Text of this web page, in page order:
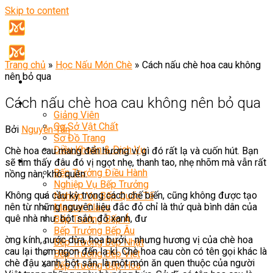
Skip to content
Giới Thiệu
Giảng Viên
Cơ Sở Vật Chất
Sơ Đồ Trang
Điều Khoản & Dịch Vụ
Khóa Học
Bếp Trưởng Điều Hành
Nghiệp Vụ Bếp Trưởng
Nghiệp Vụ Bếp Quốc Tế
Master Class
Bếp Trưởng Bếp Á
Bếp Trưởng Bếp Âu
Bếp Trưởng Bếp Nhật
Bếp Trưởng Bếp Việt
Bếp Trưởng Bếp Hoa
Trang chủ » Học Nấu Món Chè » Cách nấu chè hoa cau không
nên bỏ qua
Cách nấu chè hoa cau không nên bỏ qua
Bởi Nguyễn Tân
Chè hoa cau mang đến hương vị gì đó rất lạ và cuốn hút. Bạn
sẽ tìm thấy đâu đó vị ngọt nhẹ, thanh tao, nhẹ nhõm mà vẫn rất
nồng nàn, khó quên.
Không quá cầu kỳ trong cách chế biến, cũng không được tạo
nên từ những nguyên liệu đắc đỏ chỉ là thứ quà bình dân của
quê nhà như: bột sắn, đỗ xanh, đư
ờng kính, nước dừa, hoa bưởi… nhưng hương vị của chè hoa
cau lại thơm ngon đến lạ kì. Chè hoa cau còn có tên gọi khác là
chè đậu xanh, bột sắn, là một món ăn quen thuộc của người